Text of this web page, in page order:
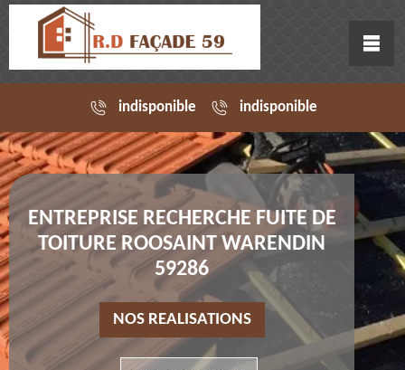
indisponible indisponible
ENTREPRISE RECHERCHE FUITE DE
TOITURE ROOSAINT WARENDIN
59286
NOS REALISATIONS